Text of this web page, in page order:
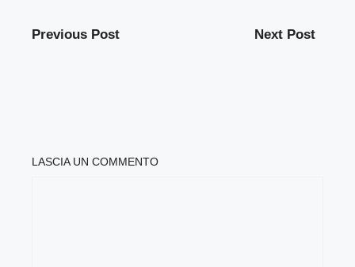
Previous Post Next Post
LASCIA UN COMMENTO